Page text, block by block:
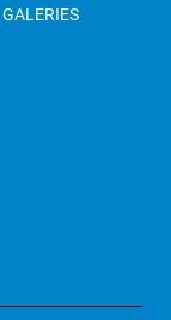
GALERIES